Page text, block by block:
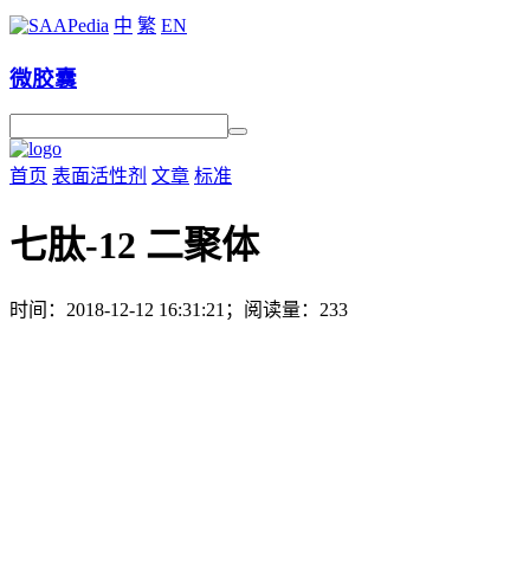
中 繁 EN
微胶囊
首页 表面活性剂 文章 标准
七肽-12 二聚体
时间：2018-12-12 16:31:21；阅读量：233